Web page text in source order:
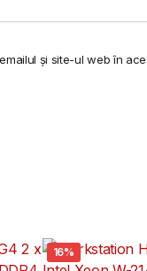
și site-ul web în
16%